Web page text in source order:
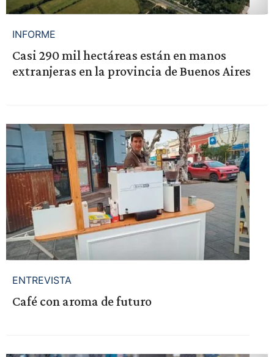
INFORME
Casi 290 mil hectáreas están en manos
extranjeras en la provincia de Buenos Aires
ENTREVISTA
Café con aroma de futuro